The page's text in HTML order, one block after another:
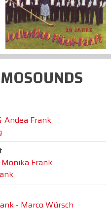
Andea Frank
Frank
- Marco Würsch